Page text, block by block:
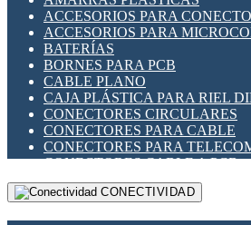
INDICADORES PARA PANEL
INTERFACES DE RELÉ
INTERRUPTORES FIN DE
LLAVES CONMUTADORAS
MEDIDORES DE ENERGÍA Y
MOTORES PASO A PASO
PANTALLAS HMI
PLC -CONTROLADORES
PROGRAMADORES DE
RELÉS DE PROTECCIÓN
SENSORES CAPACITIVOS
ACCESORIOS PARA
ACCESORIOS PARA
BATERÍAS
BORNES PARA PCB
CABLE PLANO
CAJA PLÁSTICA PARA RIEL
CONECTORES CIRCULARES
CONECTORES PARA CABLE
CONECTORES PARA
CONECTORES CABLE A PCB
CONECTORES PCB A CABLE
DIP SWITCHESCONECTIVIDAD